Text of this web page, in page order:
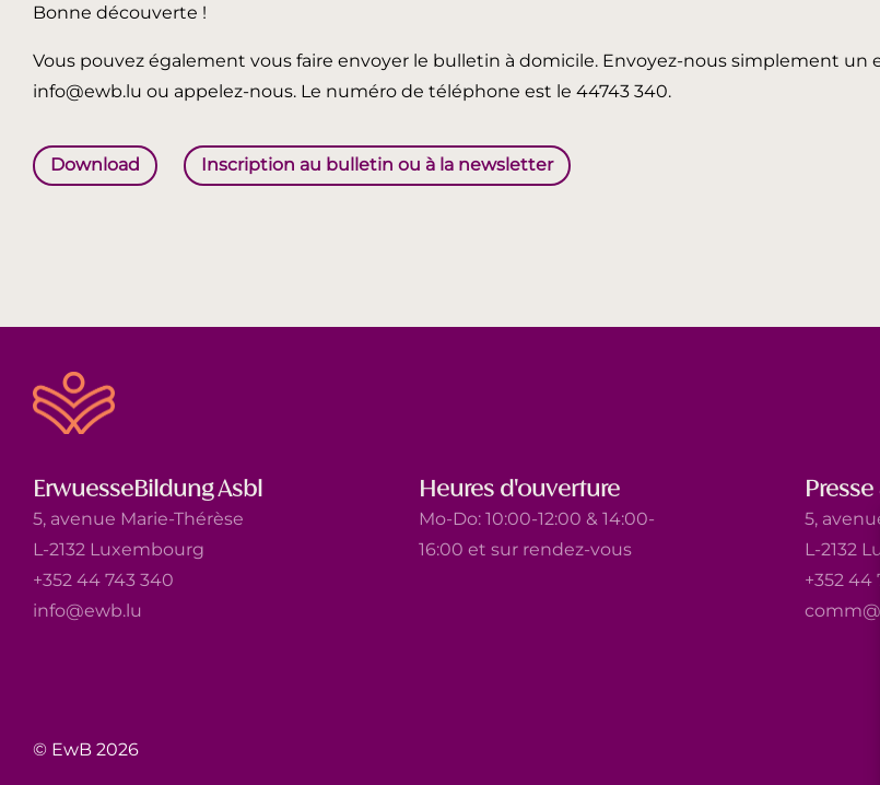
Bonne découverte !
Vous pouvez également vous faire envoyer le bulletin à domicile. Envoyez-nous simplement un
info@ewb.lu ou appelez-nous. Le numéro de téléphone est le 44743 340.
Download Inscription au bulletin ou à la newsletter
ErwuesseBildung Asbl
5, avenue Marie-Thérèse
L-2132 Luxembourg
+352 44 743 340
info@ewb.lu
Heures d'ouverture
Mo-Do: 10:00-12:00 & 14:00-
16:00 et sur rendez-vous
5,
L-2132
+352 44
© EwB 2026